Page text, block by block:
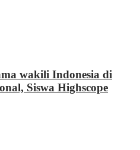
wakili Indonesia di
Siswa Highscope